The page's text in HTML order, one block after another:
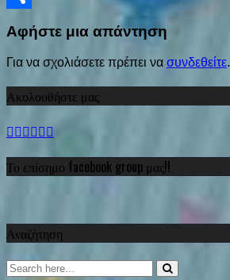
Αφήστε μια απάντηση
Για να σχολιάσετε πρέπει να συνδεθείτε.
Ακολουθήστε μας
Το επίσημο facebook group μας!!
Αναζήτηση